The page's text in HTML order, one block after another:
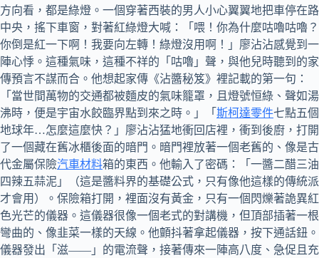
方向看，都是綠燈。一個穿著西裝的男人小心翼翼地把車停在路
中央，搖下車窗，對著紅綠燈大喊：「喂！你為什麼咕嚕咕嚕？
你倒是紅一下啊！我要向左轉！綠燈沒用啊！」廖沾沾感覺到一
陣心悸。這種氣味，這種不祥的「咕嚕」聲，與他兒時聽到的家
傳預言不謀而合。他想起家傳《沾醬秘笈》裡記載的第一句：
「當世間萬物的交通都被麵皮的氣味籠罩，且燈號恒綠、聲如湯
沸時，便是宇宙水餃臨界點到來之時。」「 斯柯達零件七點五個
地球年…怎麼這麼快？」廖沾沾猛地衝回店裡，衝到後廚，打開
了一個藏在舊冰櫃後面的暗門。暗門裡放著一個老舊的、像是古
代金屬保險汽車材料箱的東西。他輸入了密碼：「一醬二醋三油
四辣五蒜泥」（這是醬料界的基礎公式，只有像他這樣的傳統派
才會用）。保險箱打開，裡面沒有黃金，只有一個閃爍著詭異紅
色光芒的儀器。這儀器很像一個老式的對講機，但頂部插著一根
彎曲的、像韭菜一樣的天線。他顫抖著拿起儀器，按下通話鈕。
儀器發出「滋——」的電流聲，接著傳來一陣高八度、急促且充